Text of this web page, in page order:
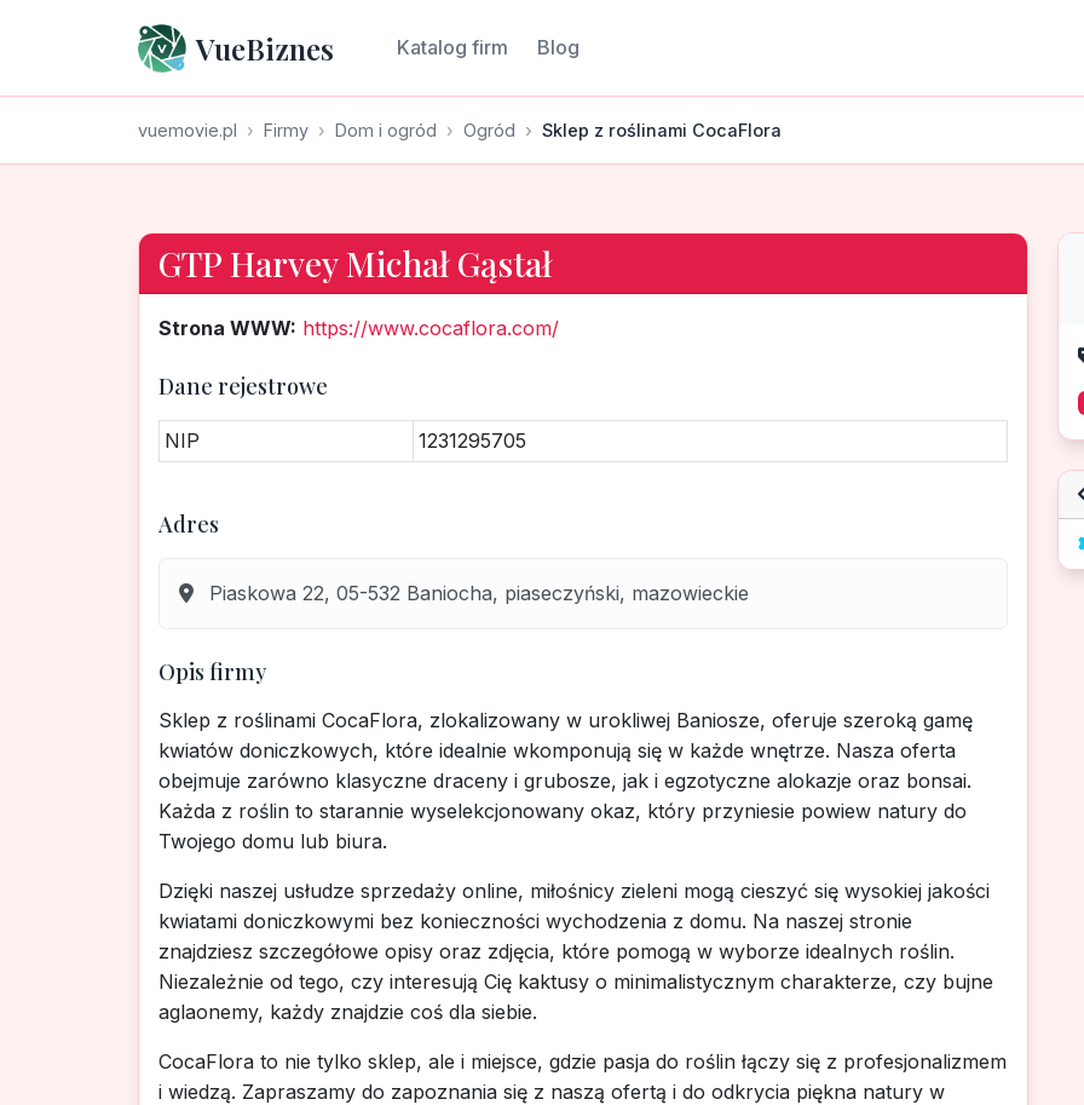
VueBiznes Katalog firm Blog
vuemovie.pl Firmy Dom i ogród Ogród Sklep z roślinami CocaFlora
GTP Harvey Michał Gąstał
Strona WWW: https://www.cocaflora.com/
Dane rejestrowe
NIP 1231295705
Adres
Piaskowa 22, 05-532 Baniocha, piaseczyński, mazowieckie
Opis firmy
Sklep z roślinami CocaFlora, zlokalizowany w urokliwej Baniosze, oferuje szeroką gamę
kwiatów doniczkowych, które idealnie wkomponują się w każde wnętrze. Nasza oferta
obejmuje zarówno klasyczne draceny i grubosze, jak i egzotyczne alokazje oraz bonsai.
Każda z roślin to starannie wyselekcjonowany okaz, który przyniesie powiew natury do
Twojego domu lub biura.
Dzięki naszej usłudze sprzedaży online, miłośnicy zieleni mogą cieszyć się wysokiej jakości
kwiatami doniczkowymi bez konieczności wychodzenia z domu. Na naszej stronie
znajdziesz szczegółowe opisy oraz zdjęcia, które pomogą w wyborze idealnych roślin.
Niezależnie od tego, czy interesują Cię kaktusy o minimalistycznym charakterze, czy bujne
aglaonemy, każdy znajdzie coś dla siebie.
CocaFlora to nie tylko sklep, ale i miejsce, gdzie pasja do roślin łączy się z profesjonalizmem
i wiedzą. Zapraszamy do zapoznania się z naszą ofertą i do odkrycia piękna natury w